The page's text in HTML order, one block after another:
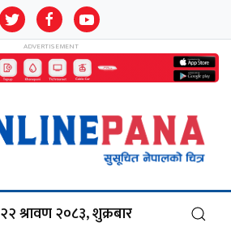
२२ श्रावण २०८३, शुक्रबार